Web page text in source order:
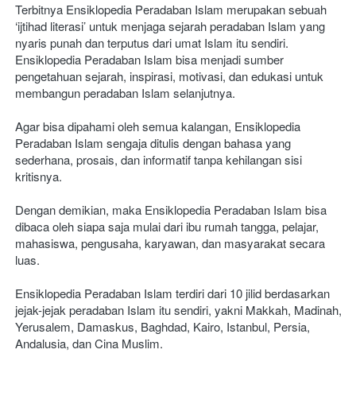
Terbitnya Ensiklopedia Peradaban Islam merupakan sebuah
‘ijtihad literasi’ untuk menjaga sejarah peradaban Islam yang
nyaris punah dan terputus dari umat Islam itu sendiri.
Ensiklopedia Peradaban Islam bisa menjadi sumber
pengetahuan sejarah, inspirasi, motivasi, dan edukasi untuk
membangun peradaban Islam selanjutnya.
Agar bisa dipahami oleh semua kalangan, Ensiklopedia
Peradaban Islam sengaja ditulis dengan bahasa yang
sederhana, prosais, dan informatif tanpa kehilangan sisi
kritisnya.
Dengan demikian, maka Ensiklopedia Peradaban Islam bisa
dibaca oleh siapa saja mulai dari ibu rumah tangga, pelajar,
mahasiswa, pengusaha, karyawan, dan masyarakat secara
luas.
Ensiklopedia Peradaban Islam terdiri dari 10 jilid berdasarkan
jejak-jejak peradaban Islam itu sendiri, yakni Makkah, Madinah,
Yerusalem, Damaskus, Baghdad, Kairo, Istanbul, Persia,
Andalusia, dan Cina Muslim.